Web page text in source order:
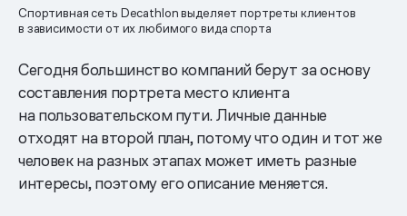
Спортивная сеть Decathlon выделяет портреты клиентов
в зависимости от их любимого вида спорта
Сегодня большинство компаний берут за основу
составления портрета место клиента
на пользовательском пути. Личные данные
отходят на второй план, потому что один и тот же
человек на разных этапах может иметь разные
интересы, поэтому его описание меняется.